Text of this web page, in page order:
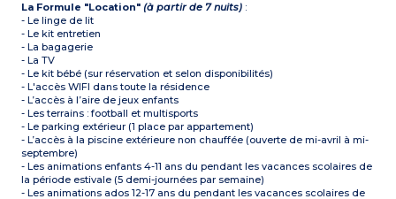
La Formule "Location"(à partir de 7 nuits) :
- Le linge de lit
- Le kit entretien
- La bagagerie
- La TV
- Le kit bébé (sur réservation et selon disponibilités)
- L'accès WIFI dans toute la résidence
- L’accès à l’aire de jeux enfants
- Les terrains : football et multisports
- Le parking extérieur (1 place par appartement)
- L’accès à la piscine extérieure non chauffée (ouverte de mi-avril à mi-
septembre)
- Les animations enfants 4-11 ans du pendant les vacances scolaires de
la période estivale (5 demi-journées par semaine)
- Les animations ados 12-17 ans du pendant les vacances scolaires de